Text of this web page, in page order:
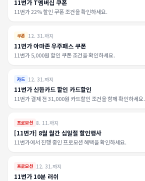
11번가 T멤버십 쿠폰
11번가 22% 할인 쿠폰 조건을 확인하세요.
쿠폰 12. 31.까지
11번가 아마존 우주패스 쿠폰
11번가 5,000원 할인 쿠폰 조건을 확인하세요.
카드 12. 31.까지
11번가 신한카드 할인 카드할인
11번가 결제 전 31,000원 카드할인 조건을 함께 확인하세요.
프로모션 8. 11.까지
[11번가] 8월 월간 십일절 할인행사
11번가에서 진행 중인 프로모션 혜택을 확인하세요.
프로모션 12. 31.까지
11번가 10분 러쉬